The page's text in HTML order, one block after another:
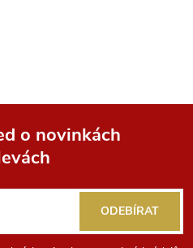
o novinkách
ODEBÍRAT